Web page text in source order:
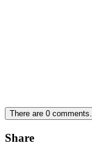
There are 0 comments.
Share